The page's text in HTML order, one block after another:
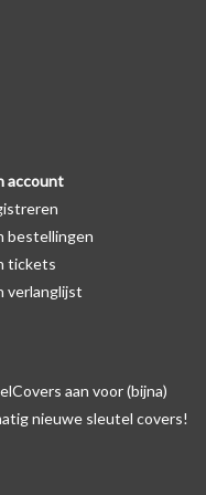
zichtbaar is.
account
bestellingen
tickets
verlanglijst
aan voor (bijna)
nieuwe sleutel covers!